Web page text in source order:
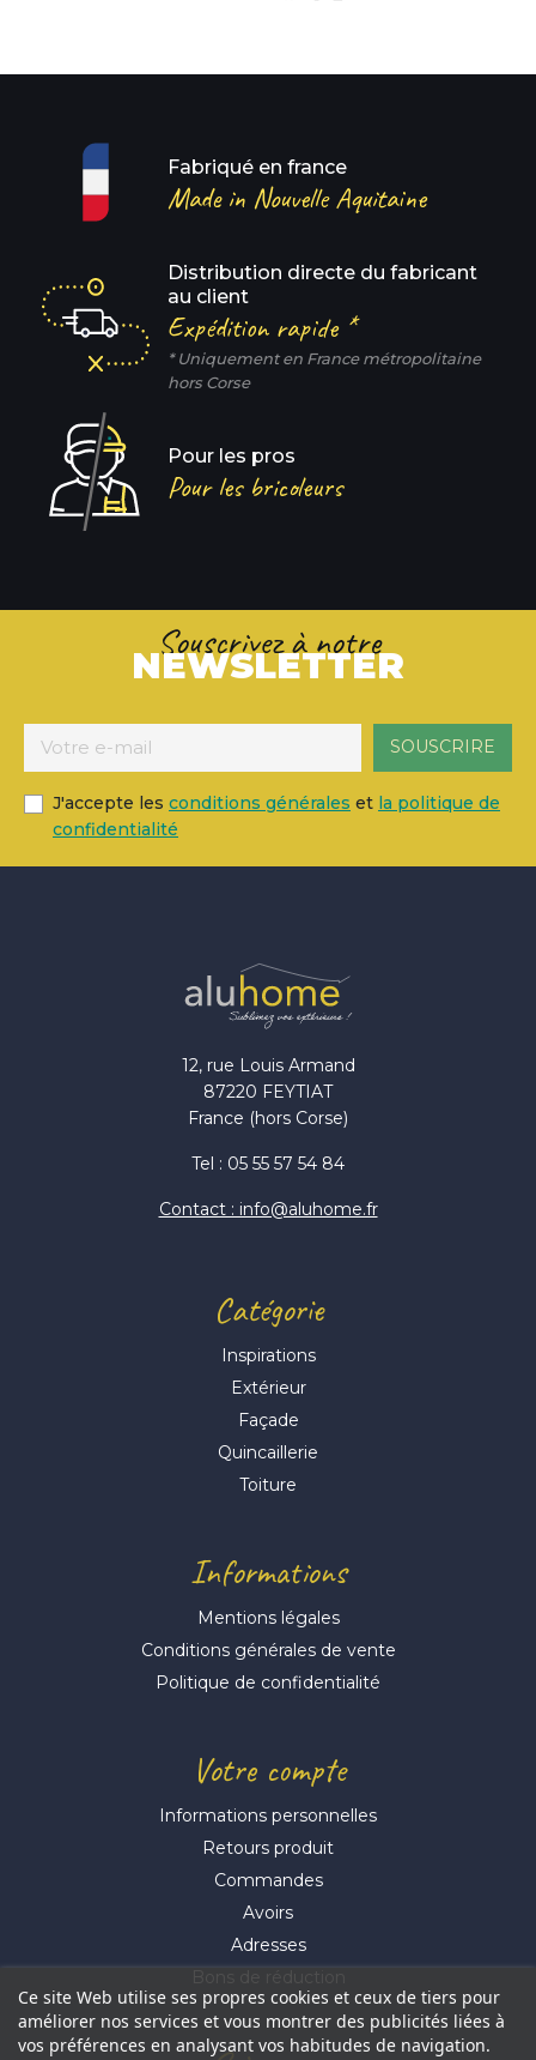
Fabriqué en france
Made in Nouvelle Aquitaine
Distribution directe du fabricant
au client
Expédition rapide *
* Uniquement en France métropolitaine
hors Corse
Pour les pros
Pour les bricoleurs
Souscrivez à notre
NEWSLETTER
J'accepte les conditions générales et la politique de
confidentialité
12, rue Louis Armand
87220 FEYTIAT
France (hors Corse)
Tel : 05 55 57 54 84
Contact : info@aluhome.fr
Votre compte
Informations personnelles
Retours produit
Commandes
Avoirs
Adresses
Catégorie
Inspirations
Extérieur
Façade
Quincaillerie
Toiture
Informations
Mentions légales
Conditions générales de vente
Politique de confidentialité
Ce site Web utilise ses propres cookies et ceux de tiers pour
améliorer nos services et vous montrer des publicités liées à
vos préférences en analysant vos habitudes de navigation.